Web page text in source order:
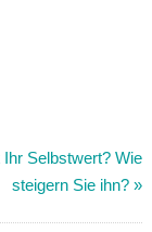
Selbstwert? Wie
steigern Sie ihn? »